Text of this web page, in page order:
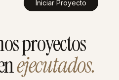
Iniciar Proyecto
proyectos
ejecutados.